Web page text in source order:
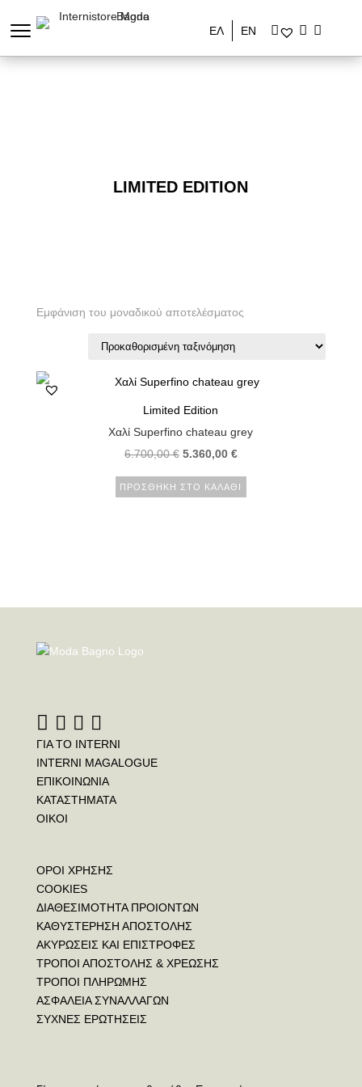
ΕΛ ΕΝ
LIMITED EDITION
Εμφάνιση του μοναδικού αποτελέσματος
Limited Edition
Χαλί Superfino chateau grey
6.700,00€ 5.360,00 €
ΠΡΟΣΘΉΚΗ ΣΤΟ ΚΑΛΆΘΙ
ΓΙΑ ΤΟ INTERNI
INTERNI MAGALOGUE
ΕΠΙΚΟΙΝΩΝΙΑ
ΚΑΤΑΣΤΗΜΑΤΑ
ΟΙΚΟΙ
ΟΡΟΙ ΧΡΗΣΗΣ
COOKIES
ΔΙΑΘΕΣΙΜΟΤΗΤΑ ΠΡΟΙΟΝΤΩΝ
ΚΑΘΥΣΤΕΡΗΣΗ ΑΠΟΣΤΟΛΗΣ
ΑΚΥΡΩΣΕΙΣ ΚΑΙ ΕΠΙΣΤΡΟΦΕΣ
ΤΡΟΠΟΙ ΑΠΟΣΤΟΛΗΣ & ΧΡΕΩΣΗΣ
ΤΡΟΠΟΙ ΠΛΗΡΩΜΗΣ
ΑΣΦΑΛΕΙΑ ΣΥΝΑΛΛΑΓΩΝ
ΣΥΧΝΕΣ ΕΡΩΤΗΣΕΙΣ